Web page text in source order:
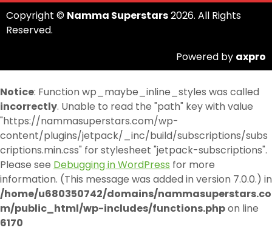
Copyright © Namma Superstars2026. All Rights
Reserved.
Powered by axpro
Notice: Function wp_maybe_inline_styles was called
incorrectly. Unable to read the "path" key with value
"https://nammasuperstars.com/wp-
content/plugins/jetpack/_inc/build/subscriptions/subs
criptions.min.css" for stylesheet "jetpack-subscriptions".
Please see Debugging in WordPress for more
information. (This message was added in version 7.0.0.) in
/home/u680350742/domains/nammasuperstars.co
m/public_html/wp-includes/functions.phpon line
6170